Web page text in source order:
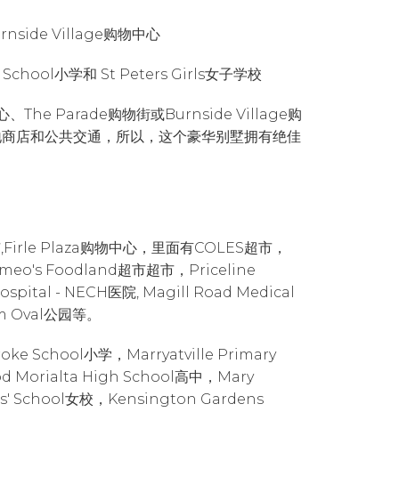
Village购物中心
小学和 St Peters Girls女子学校
、The Parade购物街或Burnside Village购
店和公共交通，所以，这个豪华别墅拥有绝佳
Plaza购物中心，里面有COLES超市，
Foodland超市超市，Priceline
- NECH医院, Magill Road Medical
公园等。
School小学，Marryatville Primary
Morialta High School高中，Mary
School女校，Kensington Gardens